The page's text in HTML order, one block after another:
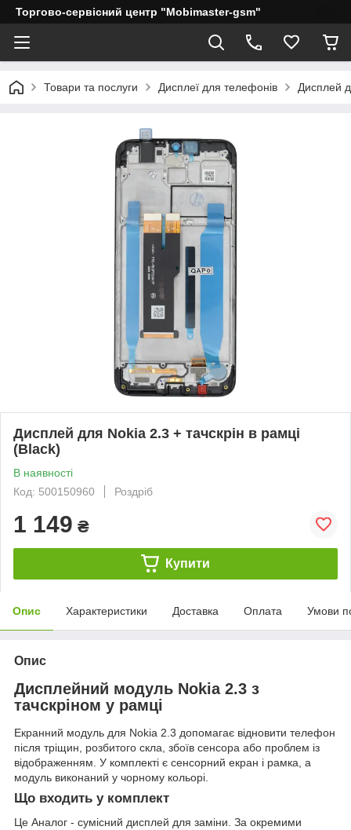
Торгово-сервісний центр "Mobimaster-gsm"
Товари та послуги Дисплеї для телефонів Дисплей
Дисплей для Nokia 2.3 + тачскрін в рамці
(Black)
В наявності
Код: 500150960
Роздріб
1 149 ₴
Купити
Опис Характеристики Доставка Оплата Умови
Опис
Дисплейний модуль Nokia 2.3 з
тачскріном у рамці
Екранний модуль для Nokia 2.3 допомагає відновити телефон
після тріщин, розбитого скла, збоїв сенсора або проблем із
відображенням. У комплекті є сенсорний екран і рамка, а
модуль виконаний у чорному кольорі.
Що входить у комплект
Це Аналог - сумісний дисплей для заміни. За окремими